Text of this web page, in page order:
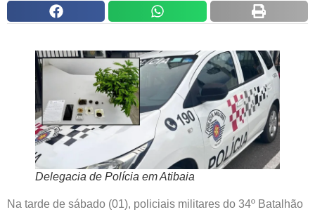
Delegacia de Polícia em Atibaia
Na tarde de sábado (01), policiais militares do 34º Batalhão